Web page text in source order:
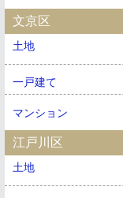
文京区
土地
一戸建て
マンション
江戸川区
土地